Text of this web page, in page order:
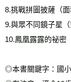
8.挑戰拼圖披薩（面
9.與眾不同鏡子星（
10.鳳凰露露的祕密
◎本書關鍵字：國